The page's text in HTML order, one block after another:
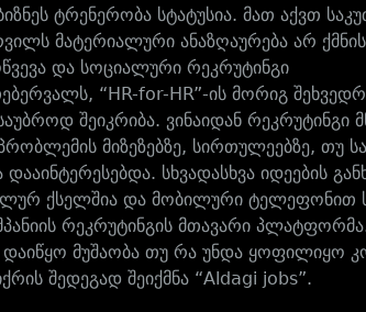
ტრენერობა სტატუსია. მათ აქვთ
მატერიალური ანაზღაურება არ
და სოციალური რეკრუტინგი
“HR-for-HR”-ის მორიგ
შეიკრიბა. ვინაიდან
მიზეზებზე, სირთულეებზე,
დააინტერესებდა. სხვადასხვა იდეების
ქსელშია და მობილური
რეკრუტინგის მთავარი
მუშაობა თუ რა უნდა ყოფილიყო
შედეგად შეიქმნა “Aldagi jobs”.